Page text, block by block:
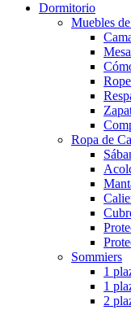
Dormitorio
Muebles
Ropa de
Sommiers
1
1
2